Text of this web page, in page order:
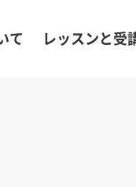
て レッスンと受